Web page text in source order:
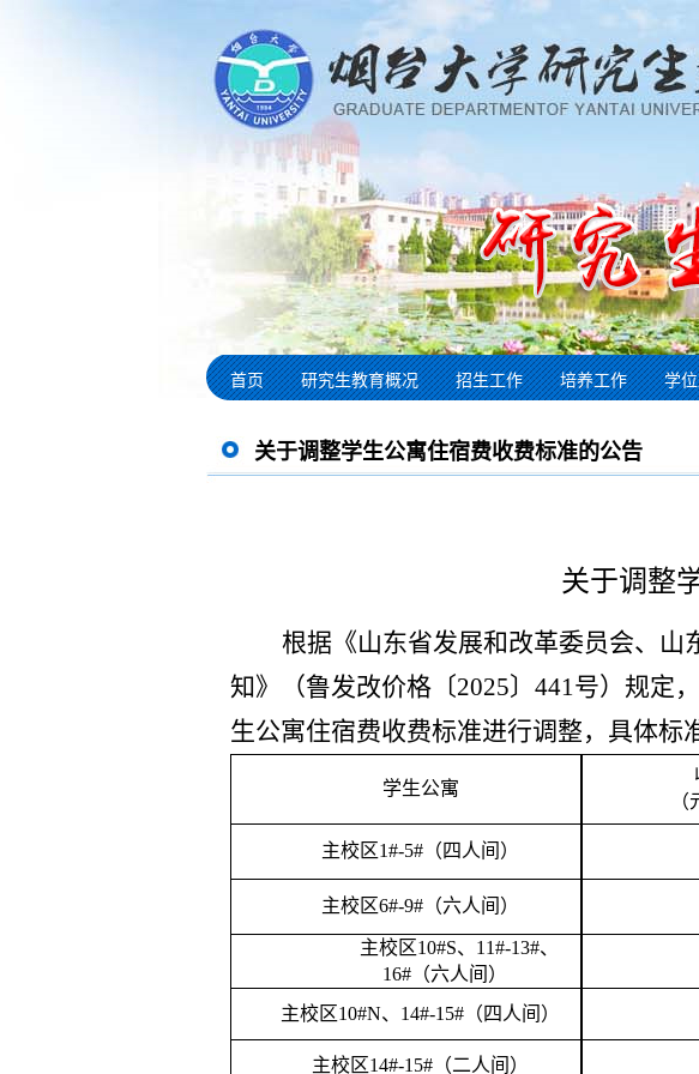
首页 研究生教育概况 招生工作 培养工作 学
关于调整学生公寓住宿费收费标准的公告
关于调整
根据 《山东省发展和改革委员会、 山
知》（鲁发改价格〔2025〕441号） 规定
生公寓住宿费收费标准进行调整，具体标
学生公寓
（
主校区1#-5#（四人间）
主校区6#-9#（六人间）
主校区10#S、 11#-13#、
16#（六人间）
主校区10#N、 14#-15#（四人间）
主校区14#-15#（二人间）